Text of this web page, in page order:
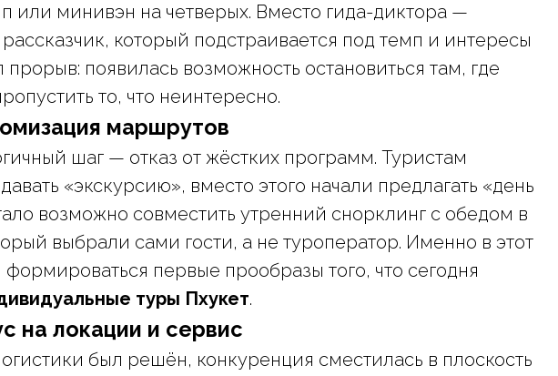
или минивэн на четверых. Вместо гида-диктора —
который подстраивается под темп и интересы
прорыв: появилась возможность остановиться там, где
то, что неинтересно.
маршрутов
шаг — отказ от жёстких программ. Туристам
«экскурсию», вместо этого начали предлагать «день
возможно совместить утренний снорклинг с обедом в
выбрали сами гости, а не туроператор. Именно в этот
первые прообразы того, что сегодня
туры Пхукет.
на локации и сервис
был решён, конкуренция сместилась в плоскость